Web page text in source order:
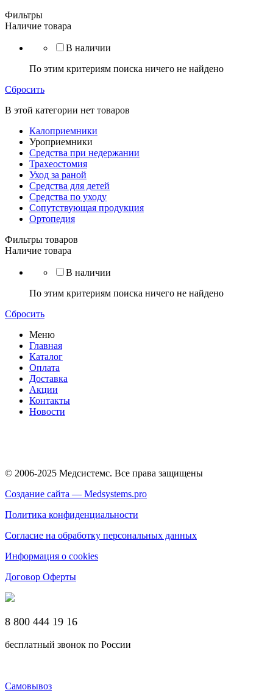
Фильтры
Наличие товара
В наличии
По этим критериям поиска ничего не найдено
Сбросить
В этой категории нет товаров
Калоприемники
Уроприемники
Средства при недержании
Трахеостомия
Уход за раной
Средства для детей
Средства по уходу
Сопутствующая продукция
Ортопедия
Фильтры товаров
Наличие товара
В наличии
По этим критериям поиска ничего не найдено
Сбросить
Меню
Главная
Каталог
Оплата
Доставка
Акции
Контакты
Новости
© 2006-2025 Медсистемс. Все права защищены
Создание сайта — Medsystems.pro
Политика конфиденциальности
Согласие на обработку персональных данных
Информация о cookies
Договор Оферты
8 800 444 19 16
бесплатный звонок по России
Самовывоз